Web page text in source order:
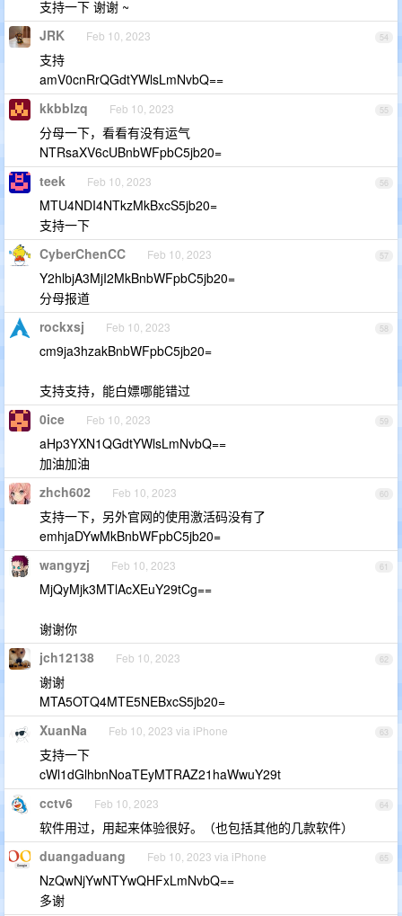
支持一下 谢谢 ~
54
JRK Feb 10, 2023
支持
amV0cnRrQGdtYWlsLmNvbQ==
55
kkbblzq Feb 10, 2023
分母一下，看看有没有运气
NTRsaXV6cUBnbWFpbC5jb20=
56
teek Feb 10, 2023
MTU4NDI4NTkzMkBxcS5jb20=
支持一下
57
CyberChenCC Feb 10, 2023
Y2hlbjA3MjI2MkBnbWFpbC5jb20=
分母报道
58
rockxsj Feb 10, 2023
cm9ja3hzakBnbWFpbC5jb20=
支持支持，能白嫖哪能错过
59
0ice Feb 10, 2023
aHp3YXN1QGdtYWlsLmNvbQ==
加油加油
60
zhch602 Feb 10, 2023
支持一下，另外官网的使用激活码没有了
emhjaDYwMkBnbWFpbC5jb20=
61
wangyzj Feb 10, 2023
MjQyMjk3MTlAcXEuY29tCg==
谢谢你
62
jch12138 Feb 10, 2023
谢谢
MTA5OTQ4MTE5NEBxcS5jb20=
63
XuanNa Feb 10, 2023 via iPhone
支持一下
cWl1dGlhbnNoaTEyMTRAZ21haWwuY29t
64
cctv6 Feb 10, 2023
软件用过，用起来体验很好。（也包括其他的几款软件）
65
duangaduang Feb 10, 2023 via iPhone
NzQwNjYwNTYwQHFxLmNvbQ==
多谢